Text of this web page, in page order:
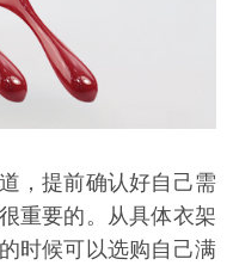
，提前确认好自己需
重要的。从具体衣架
时候可以选购自己满